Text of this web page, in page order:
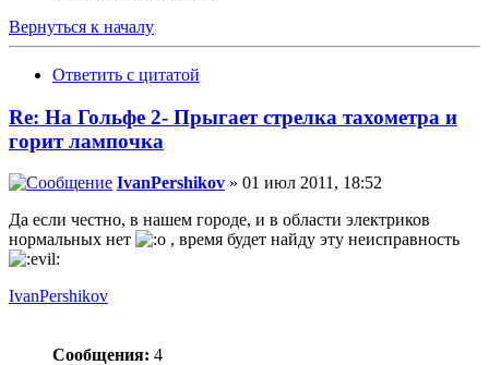
Вернуться к началу
Ответить с цитатой
Re: На Гольфе 2- Прыгает стрелка тахометра и
горит лампочка
IvanPershikov » 01 июл 2011, 18:52
Да если честно, в нашем городе, и в области электриков
нормальных нет
, время будет найду эту неисправность
IvanPershikov
Сообщения: 4